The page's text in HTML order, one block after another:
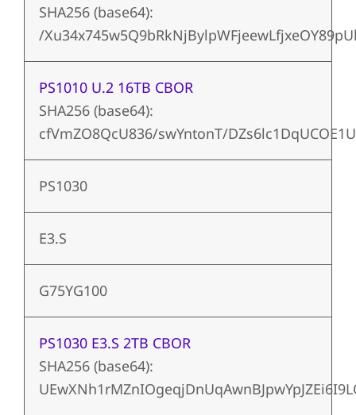
SHA256 (base64):
/
PS1010 U.2 16TB CBOR
SHA256 (base64):
cfVmZO8QcU836/swYntonT/
PS1030
E3.S
G75YG100
PS1030 E3.S 2TB CBOR
SHA256 (base64):